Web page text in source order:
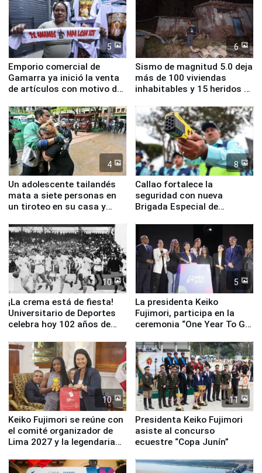
5
Emporio comercial de
Gamarra ya inició la venta
de artículos con motivo de
6
Sismo de magnitud 5.0 deja
más de 100 viviendas
inhabitables y 15 heridos en
4
Un adolescente tailandés
mata a siete personas en
un tiroteo en su casa y
8
Callao fortalece la
seguridad con nueva
Brigada Especial de
equipamiento para
Serenazgo
10
¡La crema está de fiesta!
Universitario de Deportes
celebra hoy 102 años de
5
La presidenta Keiko
Fujimori, participa en la
ceremonia “One Year To Go
10
Keiko Fujimori se reúne con
el comité organizador de
Lima 2027 y la legendaria
11
Presidenta Keiko Fujimori
asiste al concurso
ecuestre “Copa Junín”